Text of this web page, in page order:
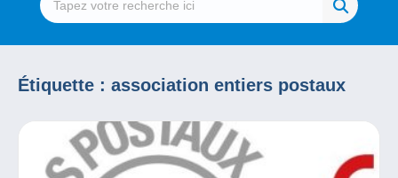
Étiquette : association entiers postaux